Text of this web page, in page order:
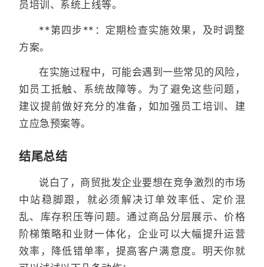
员培训、系统上线等。
**第四步**：定期检查实施效果，及时调整
方案。
在实施过程中，可能会遇到一些常见的风险，
如员工抵触、系统故障等。为了避免这些问题，
建议提前做好充分的准备，如加强员工培训、建
立应急预案等。
结尾总结
说白了，商贸批发企业要想在竞争激烈的市场
中站稳脚跟，就必须解决订单效率低、定价混
乱、库存积压等问题。通过商品分层展示、价格
阶梯策略和业财一体化，企业可以大幅提升运营
效率，降低错单率，提高客户满意度。明天你就